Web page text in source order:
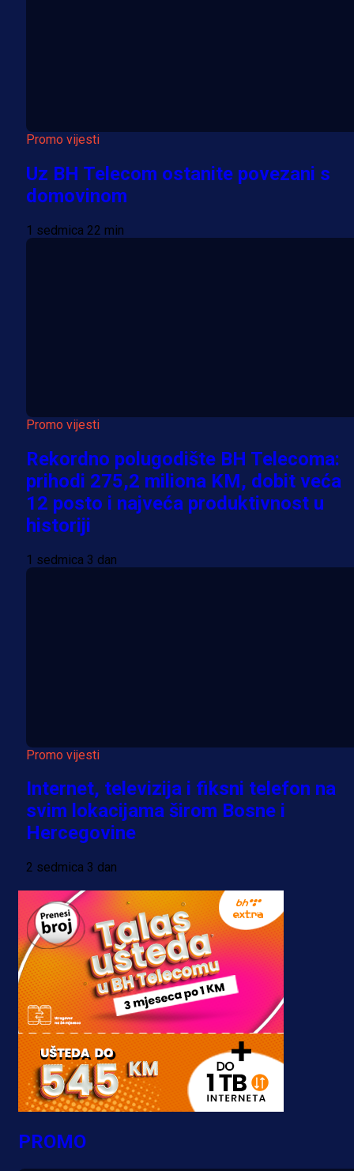
Promo vijesti
Uz BH Telecom ostanite povezani s
domovinom
1 sedmica 22 min
Promo vijesti
Rekordno polugodište BH Telecoma:
prihodi 275,2 miliona KM, dobit veća
12 posto i najveća produktivnost u
historiji
1 sedmica 3 dan
Promo vijesti
Internet, televizija i fiksni telefon na
svim lokacijama širom Bosne i
Hercegovine
2 sedmica 3 dan
PROMO